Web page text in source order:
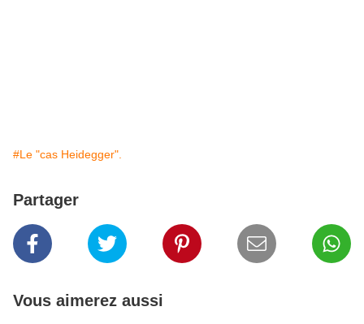
#Le "cas Heidegger".
Partager
Vous aimerez aussi